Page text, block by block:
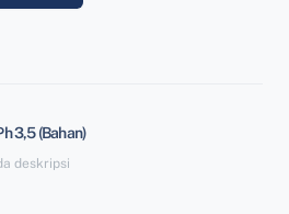
3,5 (Bahan)
deskripsi